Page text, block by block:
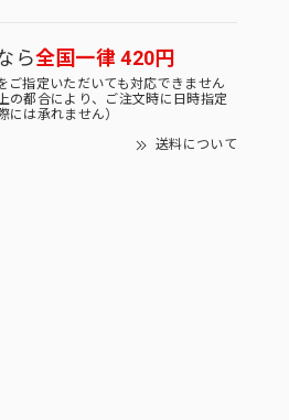
ら全国一律 420円
ご指定いただいても対応できません
の都合により、ご注文時に日時指定
には承れません）
送料について